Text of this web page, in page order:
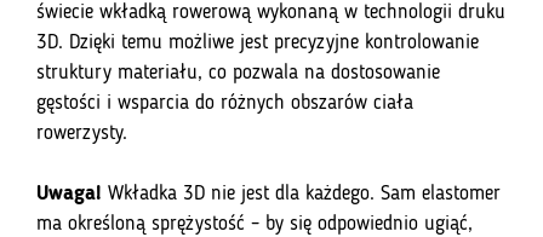
świecie wkładką rowerową wykonaną w technologii druku
3D. Dzięki temu możliwe jest precyzyjne kontrolowanie
struktury materiału, co pozwala na dostosowanie
gęstości i wsparcia do różnych obszarów ciała
rowerzysty.
Uwaga! Wkładka 3D nie jest dla każdego. Sam elastomer
ma określoną sprężystość – by się odpowiednio ugiąć,